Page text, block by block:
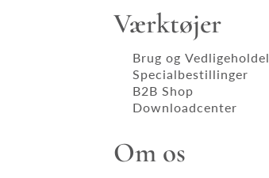
Værktøjer
Brug og
Specialbestillinger
B2B Shop
Downloadcenter
Om os